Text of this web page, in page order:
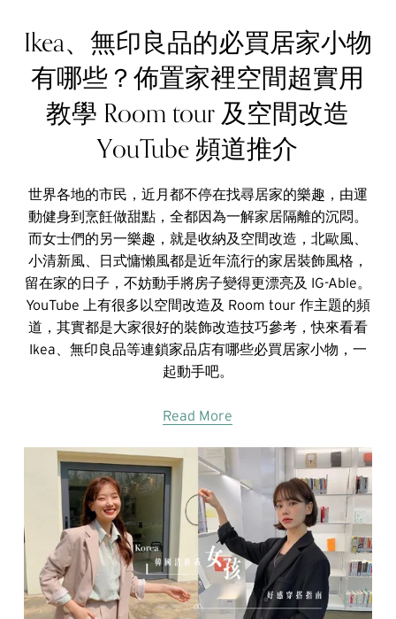
Ikea、無印良品的必買居家小物
有哪些？佈置家裡空間超實用
教學 Room tour 及空間改造
YouTube 頻道推介
世界各地的市民，近月都不停在找尋居家的樂趣，由運
動健身到烹飪做甜點，全都因為一解家居隔離的沉悶。
而女士們的另一樂趣，就是收納及空間改造，北歐風、
小清新風、日式慵懶風都是近年流行的家居裝飾風格，
留在家的日子，不妨動手將房子變得更漂亮及 IG-Able。
YouTube 上有很多以空間改造及 Room tour 作主題的頻
道，其實都是大家很好的裝飾改造技巧參考，快來看看
Ikea、無印良品等連鎖家品店有哪些必買居家小物，一
起動手吧。
Read More